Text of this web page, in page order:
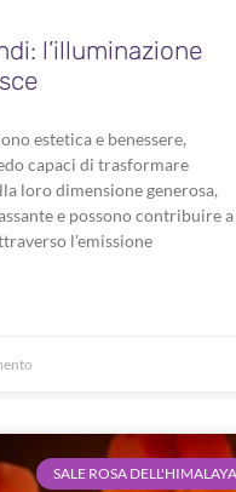
l’illuminazione
estetica e benessere,
capaci di trasformare
loro dimensione generosa,
e possono contribuire a
l’emissione
SALE ROSA